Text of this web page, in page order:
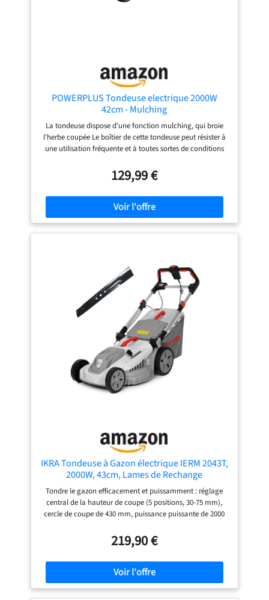
supplémentaire sur le
robuste ; sécurité sur la
pelouse : système
pratique de
soulagement du câble -
empêche la fiche de
glisser, réduit le risque
de trébucher sur le
encombrant et
transport sans effort :
guidon rabattable pour
un rangement peu
encombrant, poignée
de transport intégrée
nombreux accessoires
sont fournis : des lames
de rechange pour
prolonger la durée de
vie de l'appareil et un
kit de mulching pour
une tonte respectueuse
de l'environnement
sont déjà inclus dans le
kit
POWERPLUS Tondeuse electrique 2000W
42cm - Mulching
La tondeuse dispose d'une fonction mulching, qui broie
l'herbe coupée Le boîtier de cette tondeuse peut résister à
une utilisation fréquente et à toutes sortes de conditions
également être pliée pour un rangement compact
129,99 €
IKRA Tondeuse à Gazon électrique IERM 2043T,
2000W, 43cm, Lames de Rechange
Tondre le gazon efficacement et puissamment : réglage
central de la hauteur de coupe (5 positions, 30-75 mm),
cercle de coupe de 430 mm, puissance puissante de 2000
métal durci Entretien convivial du gazon : guidon
ergonomique avec interrupteur confortable en forme
d'étrier et poignée souple, guidon réglable en hauteur sur
3 positions et donc adaptable à la taille de l'utilisateur
Collecte pratique des déchets de tonte : sac de ramassage
en tissu (capacité de 50 l) avec couvercle rigide et
219,90 €